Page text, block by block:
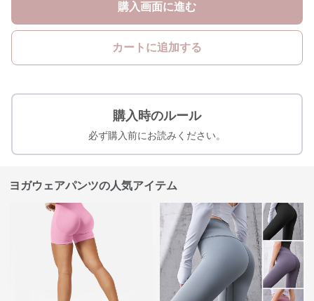
購入画面に進む
カートに追加する
購入時のルール
必ず購入前にお読みください。
ヨガウェアパンツの人気アイテム